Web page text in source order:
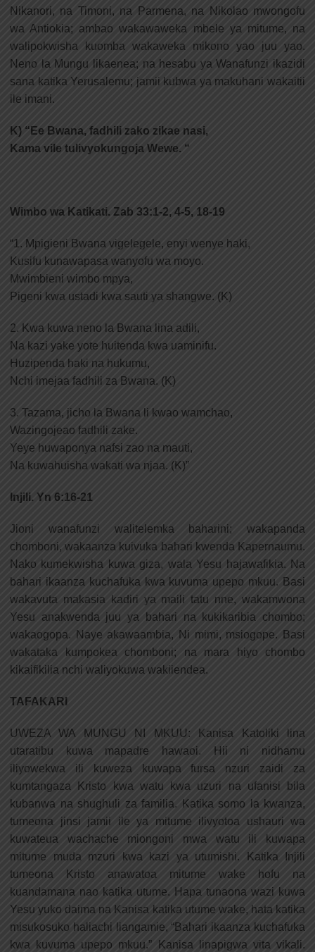
Nikanori, na Timoni, na Parmena, na Nikolao mwongofu
wa Antiokia; ambao wakawaweka mbele ya mitume, na
walipokwisha kuomba wakaweka mikono yao juu yao.
Neno la Mungu likaenea; na hesabu ya Wanafunzi ikazidi
sana katika Yerusalemu; jamii kubwa ya makuhani wakaitii
ile imani.
K) “Ee Bwana, fadhili zako zikae nasi,
Kama vile tulivyokungoja Wewe. “
Wimbo wa Katikati. Zab 33:1-2, 4-5, 18-19
“1. Mpigieni Bwana vigelegele, enyi wenye haki,
Kusifu kunawapasa wanyofu wa moyo.
Mwimbieni wimbo mpya,
Pigeni kwa ustadi kwa sauti ya shangwe. (K)
2. Kwa kuwa neno la Bwana lina adili,
Na kazi yake yote huitenda kwa uaminifu.
Huzipenda haki na hukumu,
Nchi imejaa fadhili za Bwana. (K)
3. Tazama, jicho la Bwana li kwao wamchao,
Wazingojeao fadhili zake.
Yeye huwaponya nafsi zao na mauti,
Na kuwahuisha wakati wa njaa. (K)”
Injili. Yn 6:16-21
Jioni wanafunzi walitelemka baharini; wakapanda
chomboni, wakaanza kuivuka bahari kwenda Kapernaumu.
Nako kumekwisha kuwa giza, wala Yesu hajawafikia. Na
bahari ikaanza kuchafuka kwa kuvuma upepo mkuu. Basi
wakavuta makasia kadiri ya maili tatu nne, wakamwona
Yesu anakwenda juu ya bahari na kukikaribia chombo;
wakaogopa. Naye akawaambia, Ni mimi, msiogope. Basi
wakataka kumpokea chomboni; na mara hiyo chombo
kikaifikilia nchi waliyokuwa wakiiendea.
TAFAKARI
UWEZA WA MUNGU NI MKUU: Kanisa Katoliki lina
utaratibu kuwa mapadre hawaoi. Hii ni nidhamu
iliyowekwa ili kuweza kuwapa fursa nzuri zaidi za
kumtangaza Kristo kwa watu kwa uzuri na ufanisi bila
kubanwa na shughuli za familia. Katika somo la kwanza,
tumeona jinsi jamii ile ya mitume ilivyotoa ushauri wa
kuwateua wachache miongoni mwa watu ili kuwapa
mitume muda mzuri kwa kazi ya utumishi. Katika Injili
tumeona Kristo anawatoa mitume wake hofu na
kuandamana nao katika utume. Hapa tunaona wazi kuwa
Yesu yuko daima na Kanisa katika utume wake, hata katika
misukosuko haliachi liangamie, “Bahari ikaanza kuchafuka
kwa kuvuma upepo mkuu.” Kanisa linapigwa vita vikali.